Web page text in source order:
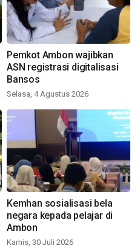
Pemkot Ambon wajibkan
ASN registrasi digitalisasi
Bansos
Selasa, 4 Agustus 2026
Kemhan sosialisasi bela
negara kepada pelajar di
Ambon
Kamis, 30 Juli 2026